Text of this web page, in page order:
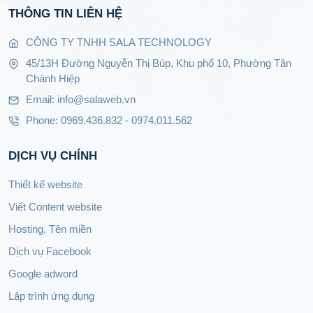
THÔNG TIN LIÊN HỆ
CÔNG TY TNHH SALA TECHNOLOGY
45/13H Đường Nguyễn Thị Búp, Khu phố 10, Phường Tân
Chánh Hiệp
Email: info@salaweb.vn
Phone: 0969.436.832 - 0974.011.562
DỊCH VỤ CHÍNH
Thiết kế website
Viết Content website
Hosting, Tên miền
Dịch vụ Facebook
Google adword
Lập trình ứng dụng